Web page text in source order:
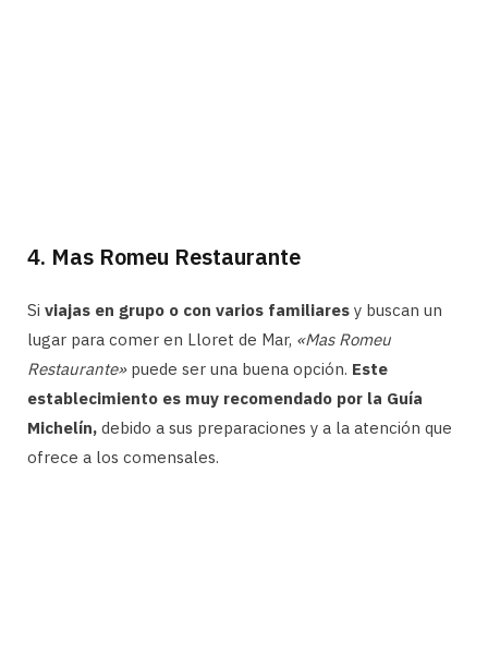
4. Mas Romeu Restaurante
Si viajas en grupo o con varios familiares y buscan un
lugar para comer en Lloret de Mar, «Mas Romeu
Restaurante»puede ser una buena opción. Este
establecimiento es muy recomendado por la Guía
Michelín, debido a sus preparaciones y a la atención que
ofrece a los comensales.